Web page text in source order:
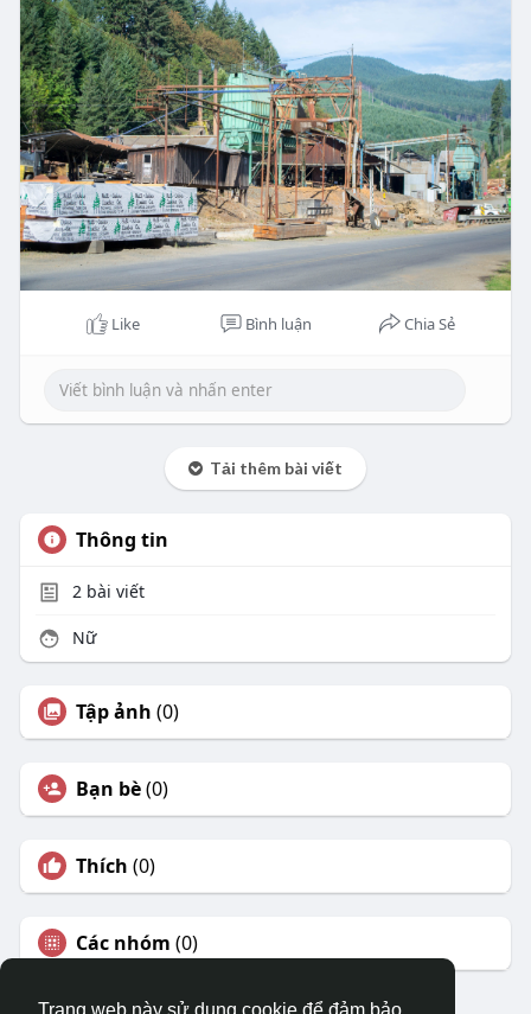
Like Bình luận Chia Sẻ
Tải thêm bài viết
Thông tin
2bài viết
Nữ
Tập ảnh (0)
Bạn bè(0)
Thích (0)
Các nhóm (0)